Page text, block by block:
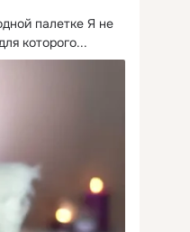
палетке Я не
которого...